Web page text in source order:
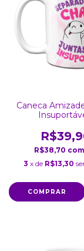
Caneca
R$38,70 com
3 x de R$13,30
COMPRAR